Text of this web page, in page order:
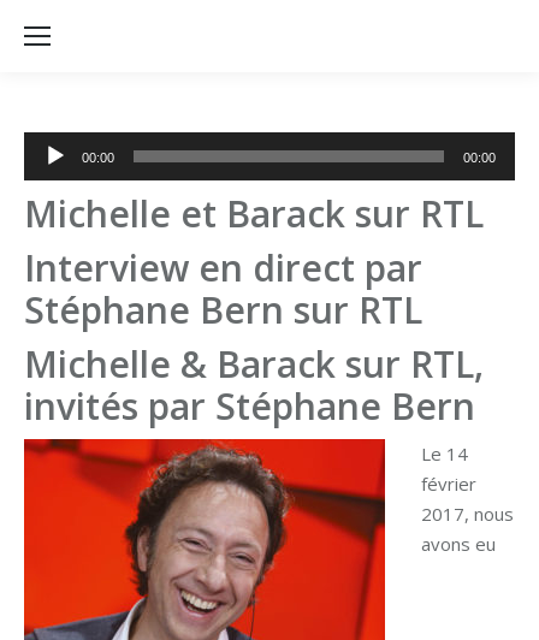
Lecteur
audio
00:00 00:00
Michelle et Barack sur RTL
Interview en direct par
Stéphane Bern sur RTL
Michelle & Barack sur RTL,
invités par Stéphane Bern
Le 14
février
2017, nous
avons eu